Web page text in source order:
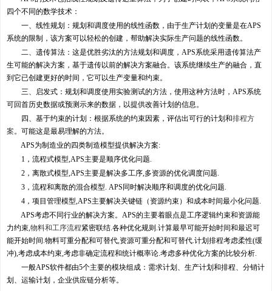
四个不同的数学技术：
一、线性规划：规划和调度使用的线性函数，由于生产计划的变量是在APS
系统的限制，该方案可以轻松的创建，帮助解决实际生产问题的线性函数。
二、遗传算法：这是优胜劣汰的方法规划和调度，APS系统采用遗传算法产
生可能的解决方案，基于遗传以前的解决方案融合。该系统继续生产的融合，直
到它已创建更好的时间，它可以生产变量和约束。
三、启发式：规划和调度使用实验测试的方法，使用这种方法时，APS系统
可回首历史数据或预测示来的数据，以提供改善计划的信息。
四、基于约束的计划：根据系统的约束因素，评估出可行的计划和排程方
案。可能这是最易理解的方法。
APS为制造业的四类制造模型提供解决方案:
1，流程式模型,APS主要是顺序优化问题.
2，离散式模型,APS主要是解决多工序,多资源的优化调度问题.
3，流程和离散的混合模型. APS同时解决顺序和调度的优化问题.
4，项目管理模型,APS主要解决关键链（资源约束）和成本时间最小化问题.
APS考虑不同行业的解决方案。APS的主要着眼点是工序逻辑约束和资源能
力约束,物料和工序流程紧密联结.各种优化规则.计算最早可能开始时间和最迟可
能开始时间.物料可重分配和可替代,资源可重分配和可替代.计划排程考虑柔性(缓
冲),考虑成本约束,考虑非确定流程和统计概率论.考虑多种优化方案的比较分析.
一般APS软件都由5个主要的模块组成：需求计划、生产计划和排程、分销计
划、运输计划，企业供应链分析等。